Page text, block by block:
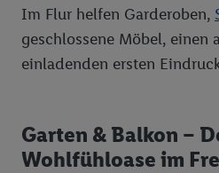
Im Flur helfen Garderoben,
geschlossene Möbel, einen
einladenden ersten
Garten & Balkon –
Wohlfühloase im
vorgenannten Zwecken unter
genannten Partner zu. Weitere
Speicherdauer der Daten und zu
einzelne Verwendungszwecke oder
auch für die nachfolgend